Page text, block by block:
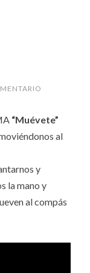
“Muévete”
al
y
la mano y
al compás